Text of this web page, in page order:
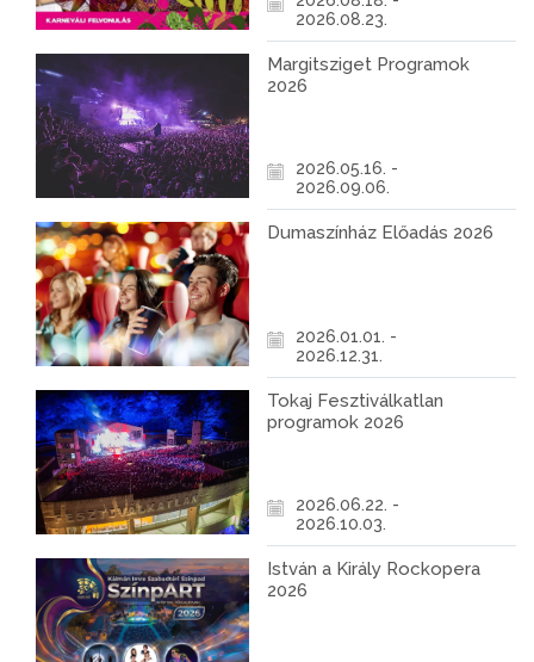
2026.08.23.
Margitsziget Programok
2026
2026.05.16. -
2026.09.06.
Dumaszínház Előadás 2026
2026.01.01. -
2026.12.31.
Tokaj Fesztiválkatlan
programok 2026
2026.06.22. -
2026.10.03.
István a Király Rockopera
2026